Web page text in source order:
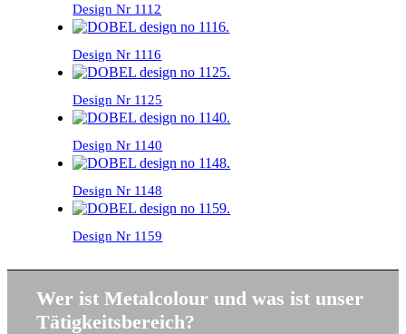
Design Nr 1112
Design Nr 1116
Design Nr 1125
Design Nr 1140
Design Nr 1148
Design Nr 1159
Wer ist Metalcolour und was ist unser
Tätigkeitsbereich?